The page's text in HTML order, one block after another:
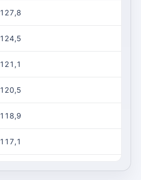
127,8
124,5
121,1
120,5
118,9
117,1